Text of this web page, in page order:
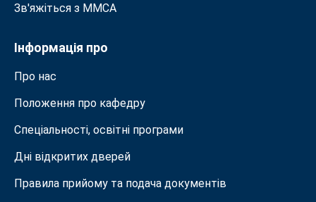
Зв'яжіться з MMСА
Інформація про
Про нас
Положення про кафедру
Спеціальності, освітні програми
Дні відкритих дверей
Правила прийому та подача документiв